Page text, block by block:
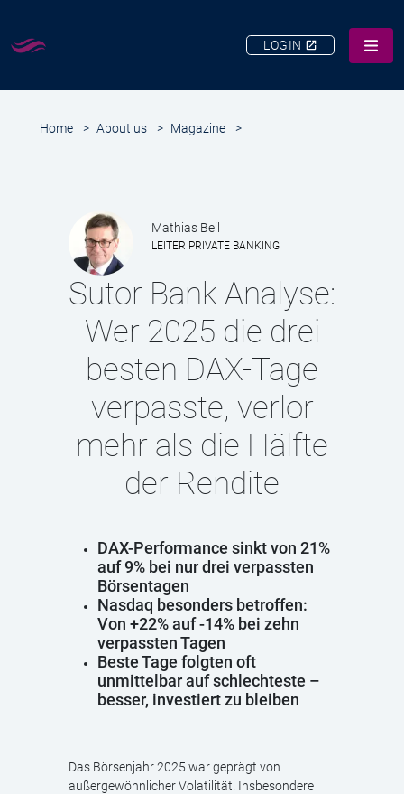
LOGIN
Home > About us > Magazine >
Mathias Beil
LEITER PRIVATE BANKING
Sutor Bank Analyse:
Wer 2025 die drei
besten DAX-Tage
verpasste, verlor
mehr als die Hälfte
der Rendite
DAX-Performance sinkt von 21%
auf 9% bei nur drei verpassten
Börsentagen
Nasdaq besonders betroffen:
Von +22% auf -14% bei zehn
verpassten Tagen
Beste Tage folgten oft
unmittelbar auf schlechteste –
besser, investiert zu bleiben
Das Börsenjahr 2025 war geprägt von
außergewöhnlicher Volatilität. Insbesondere